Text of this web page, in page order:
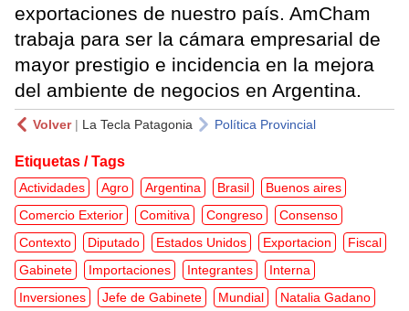
exportaciones de nuestro país. AmCham
trabaja para ser la cámara empresarial de
mayor prestigio e incidencia en la mejora
del ambiente de negocios en Argentina.
Volver| La Tecla Patagonia Política Provincial
Etiquetas / Tags
Actividades Agro Argentina Brasil
Buenos aires
Comercio Exterior
Comitiva Congreso
Consenso
Contexto
Diputado Estados Unidos Exportacion
Fiscal
Gabinete
Importaciones Integrantes
Interna
Inversiones
Jefe de Gabinete Mundial
Natalia Gadano